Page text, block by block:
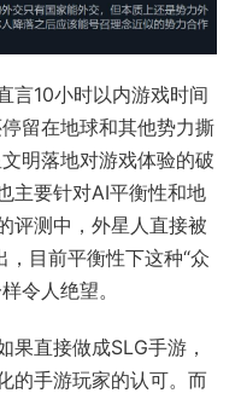
言10小时以内游戏时间
留在地球和其他势力撕
明落地对游戏体验的破
主要针对AI平衡性和地
评测中，外星人直接被
，目前平衡性下这种“众
令人绝望。
果直接做成SLG手游，
的手游玩家的认可。而